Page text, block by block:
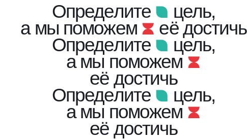
Определите цель,
а мы поможем её достичь
Определите цель,
а мы поможем
её достичь
Определите цель,
а мы поможем
её достичь